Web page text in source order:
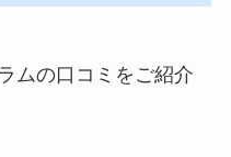
ムの口コミをご紹介